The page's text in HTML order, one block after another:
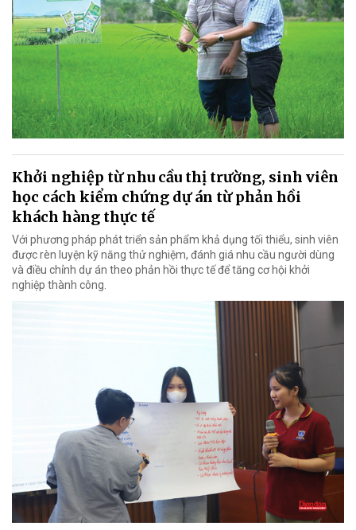
Khởi nghiệp từ nhu cầu thị trường, sinh viên
học cách kiểm chứng dự án từ phản hồi
khách hàng thực tế
Với phương pháp phát triển sản phẩm khả dụng tối thiểu, sinh viên
được rèn luyện kỹ năng thử nghiệm, đánh giá nhu cầu người dùng
và điều chỉnh dự án theo phản hồi thực tế để tăng cơ hội khởi
nghiệp thành công.